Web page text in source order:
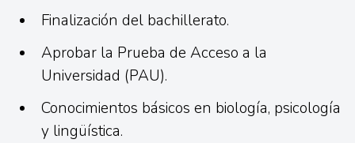
Finalización del bachillerato.
Aprobar la Prueba de Acceso a la
Universidad (PAU).
Conocimientos básicos en biología, psicología
y lingüística.